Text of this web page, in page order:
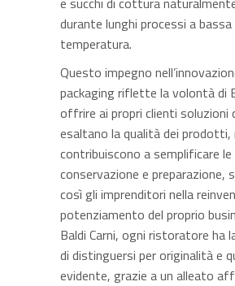
durante lunghi processi a bassa
temperatura.
Questo impegno
packaging riflette la volontà di
offrire ai propri clienti soluzioni
esaltano la qualità dei prodotti,
contribuiscono a semplificare le
conservazione e preparazione,
così gli imprenditori nella
potenziamento del proprio
Baldi Carni, ogni ristoratore ha
di distinguersi per originalità e
evidente, grazie a un alleato